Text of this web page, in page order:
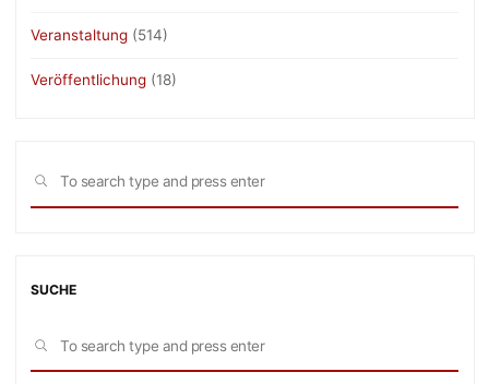
Veranstaltung (514)
Veröffentlichung (18)
SEARCH
SUCHE
SEARCH